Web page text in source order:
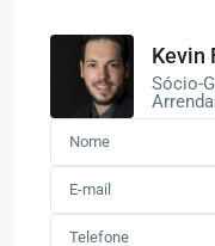
Kevin
Sócio-